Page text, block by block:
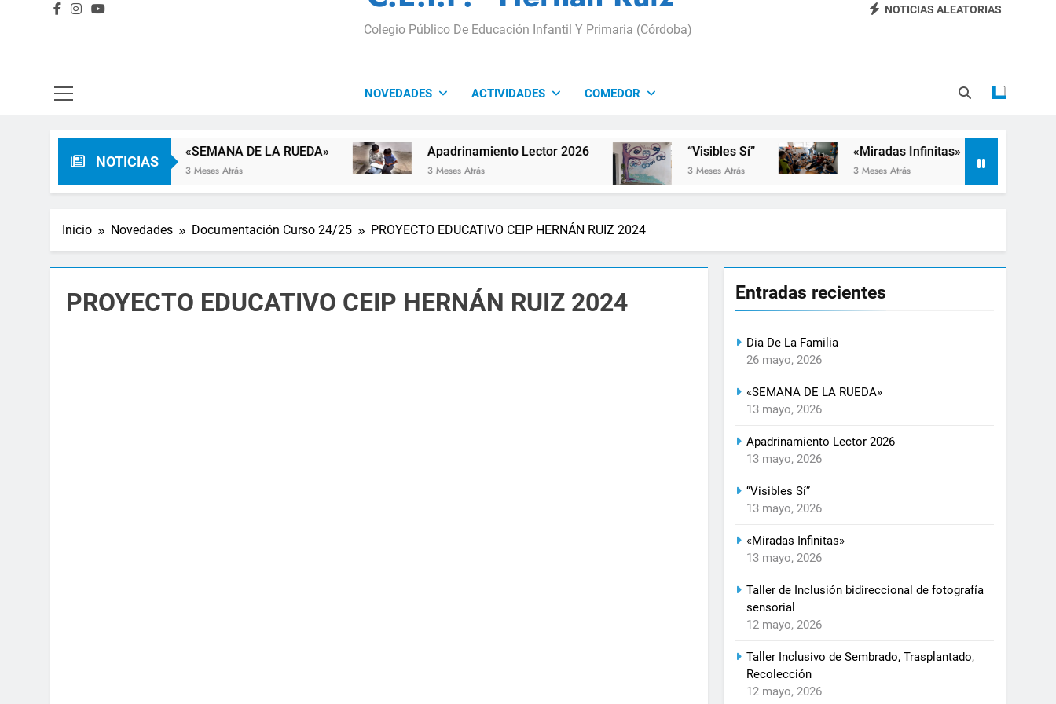
Colegio Público De Educación Infantil Y Primaria (Córdoba)
NOTICIAS ALEATORIAS
NOVEDADES ACTIVIDADES COMEDOR
NOTICIAS
«SEMANA DE LA RUEDA»
3 Meses Atrás
Apadrinamiento Lector 2026
3 Meses Atrás
“Visibles Sí”
3 Meses Atrás
«Miradas Infinitas»
3 Meses Atrás
Inicio Novedades Documentación Curso 24/25 PROYECTO EDUCATIVO CEIP HERNÁN RUIZ 2024
PROYECTO EDUCATIVO CEIP HERNÁN RUIZ 2024 Entradas recientes
Dia De La Familia
26 mayo, 2026
«SEMANA DE LA RUEDA»
13 mayo, 2026
Apadrinamiento Lector 2026
13 mayo, 2026
“Visibles Sí”
13 mayo, 2026
«Miradas Infinitas»
13 mayo, 2026
Taller de Inclusión bidireccional de fotografía
sensorial
12 mayo, 2026
Taller Inclusivo de Sembrado, Trasplantado,
Recolección
12 mayo, 2026